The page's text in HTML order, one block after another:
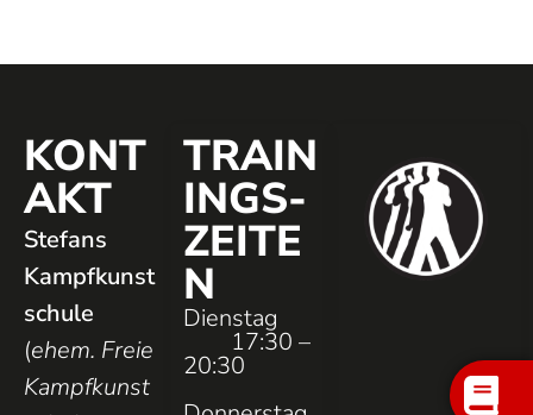
KONT
AKT
Stefans
Kampfkunst
schule
(ehem. Freie
Kampfkunst
TRAIN
INGS­
ZEITE
N
Dienstag
17:30 –
20:30